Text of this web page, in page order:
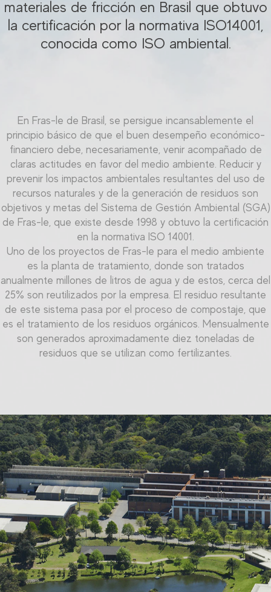
materiales de fricción en Brasil que obtuvo
la certificación por la normativa ISO14001,
conocida como ISO ambiental.
En Fras-le de Brasil, se persigue incansablemente el
principio básico de que el buen desempeño económico-
financiero debe, necesariamente, venir acompañado de
claras actitudes en favor del medio ambiente. Reducir y
prevenir los impactos ambientales resultantes del uso de
recursos naturales y de la generación de residuos son
objetivos y metas del Sistema de Gestión Ambiental (SGA)
de Fras-le, que existe desde 1998 y obtuvo la certificación
en la normativa ISO 14001.
Uno de los proyectos de Fras-le para el medio ambiente
es la planta de tratamiento, donde son tratados
anualmente millones de litros de agua y de estos, cerca del
25% son reutilizados por la empresa. El residuo resultante
de este sistema pasa por el proceso de compostaje, que
es el tratamiento de los residuos orgánicos. Mensualmente
son generados aproximadamente diez toneladas de
residuos que se utilizan como fertilizantes.